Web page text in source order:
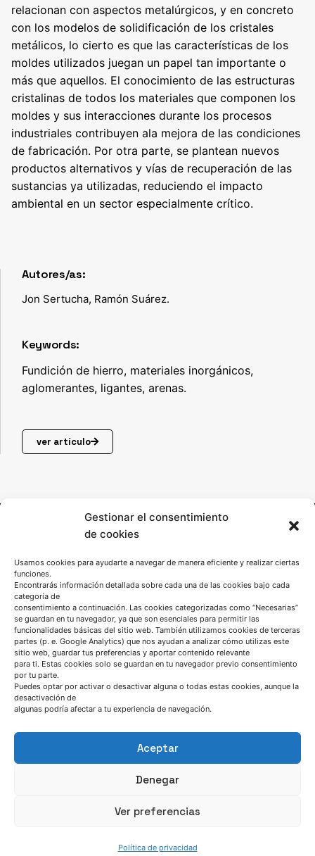
Gestionar el consentimiento
de cookies
Usamos cookies para ayudarte a navegar de manera eficiente y realizar ciertas
funciones.
Encontrarás información detallada sobre cada una de las cookies bajo cada
categoría de
consentimiento a continuación. Las cookies categorizadas como “Necesarias”
se guardan en tu navegador, ya que son esenciales para permitir las
funcionalidades básicas del sitio web. También utilizamos cookies de terceras
partes (p. e. Google Analytics) que nos ayudan a analizar cómo utilizas este
sitio web, guardar tus preferencias y aportar contenido relevante
para ti. Estas cookies solo se guardan en tu navegador previo consentimiento
por tu parte.
Puedes optar por activar o desactivar alguna o todas estas cookies, aunque la
desactivación de
algunas podría afectar a tu experiencia de navegación.
Aceptar
Denegar
Ver preferencias
Política de privacidad
relacionan con aspectos metalúrgicos, y en concreto
con los modelos de solidificación de los cristales
metálicos, lo cierto es que las características de los
moldes utilizados juegan un papel tan importante o
más que aquellos. El conocimiento de las estructuras
cristalinas de todos los materiales que componen los
moldes y sus interacciones durante los procesos
industriales contribuyen ala mejora de las condiciones
de fabricación. Por otra parte, se plantean nuevos
productos alternativos y vías de recuperación de las
sustancias ya utilizadas, reduciendo el impacto
ambiental en un sector especialmente crítico.
Autores/as:
Jon Sertucha, Ramón Suárez.
Keywords:
Fundición de hierro, materiales inorgánicos,
aglomerantes, ligantes, arenas.
ver artículo
HABLEMOS
(+34) 946 215 470
Cómo llegar a AZTERLAN
Escríbenos
Suscríbete a nuestras noticias